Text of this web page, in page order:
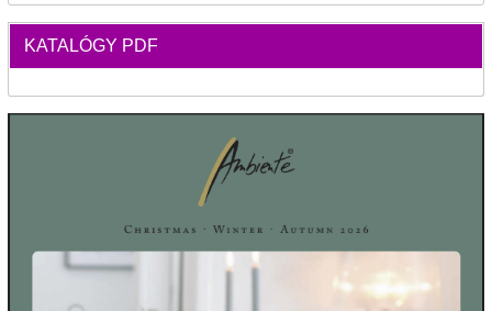
KATALÓGY PDF